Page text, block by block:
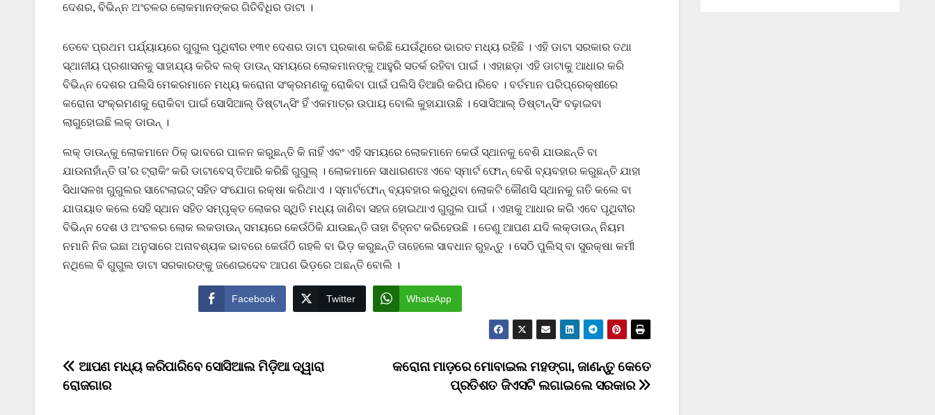
ଦେଶର, ବିଭିନ୍ନ ଅଂଚଳର ଲୋକମାନଙ୍କର ଗିତିବିଧିର ଡାଟା ।
ତେବେ ପ୍ରଥମ ପର୍ଯ୍ୟାୟରେ ଗୁଗୁଲ ପୃଥିବୀର ୧୩୧ ଦେଶର ଡାଟା ପ୍ରକାଶ କରିଛି ଯେଉଁଥିରେ ଭାରତ ମଧ୍ୟ ରହିଛି । ଏହି ଡାଟା ସରକାର ତଥା
ସ୍ଥାନୀୟ ପ୍ରଶାସନକୁ ସାହାଯ୍ୟ କରିବ ଲକ୍‌ ଡାଉନ୍ ସମୟରେ ଲୋକମାନଙ୍କୁ ଆହୁରି ସତର୍କ ରହିବା ପାଇଁ । ଏହାଛଡ଼ା ଏହି ଡାଟାକୁ ଆଧାର କରି
ବିଭିନ୍ନ ଦେଶର ପଲିସି ମେକରମାନେ ମଧ୍ୟ କରୋନା ସଂକ୍ରମଣକୁ ରୋକିବା ପାଇଁ ପଲିସି ତିଆରି କରିପ।ରିବେ । ବର୍ତମାନ ପରିପ୍ରେକ୍ଷୀରେ
କରୋନା ସଂକ୍ରମଣକୁ ରୋକିବା ପାଇଁ ସୋସିଆଲ୍ ଡିଷ୍ଟାନ୍‌ସିଂ ହିଁ ଏକମାତ୍ର ଉପାୟ ବୋଲି କୁହାଯାଉଛି । ସୋସିଆଲ୍ ଡିଷ୍ଟାନ୍‌ସିଂ ବଢ଼ାଇବା
ଲାଗୁହୋଇଛି ଲକ୍ ଡାଉନ୍ ।
ଲକ୍ ଡାଉନ୍‌କୁ ଲୋକମାନେ ଠିକ୍ ଭାବରେ ପାଳନ କରୁଛନ୍ତି କି ନାହିଁ ଏବଂ ଏହି ସମୟରେ ଲୋକମାନେ କେଉଁ ସ୍ଥାନକୁ ବେଶି ଯାଉଛନ୍ତି ବା
ଯାଉନାହାଁନ୍ତି ତା’ର ଟ୍ରାକିଂ କରି ଡାଟାବେସ୍ ତିଆରି କରିଛି ଗୁଗୁଲ୍ । ଲୋକମାନେ ସାଧାରଣତଃ ଏବେ ସ୍ମାର୍ଟ ଫୋନ୍ ବେଶି ବ୍ୟବହାର କରୁଛନ୍ତି ଯାହା
ସିଧାସଳଖ ଗୁଗୁଲର ସାଟେଲାଇଟ୍ ସହିତ ସଂଯୋଗ ରକ୍ଷା କରିଥାଏ । ସ୍ମାର୍ଟଫୋନ୍ ବ୍ୟବହାର କରୁଥିବା ଲୋକଟି କୌଣସି ସ୍ଥାନକୁ ଗତି କଲେ ବା
ଯାତାୟାତ କଲେ ସେହି ସ୍ଥାନ ସହିତ ସମ୍ପୃକ୍ତ ଲୋକର ସ୍ଥିତି ମଧ୍ୟ ଜାଣିବା ସହଜ ହୋଇଥାଏ ଗୁଗୁଲ ପାଇଁ । ଏହାକୁ ଆଧାର କରି ଏବେ ପୃଥିବୀର
ବିଭିନ୍ନ ଦେଶ ଓ ଅଂଚଳର ଲୋକ ଲକଡାଉନ୍ ସମୟରେ କେଉଁଠିକି ଯାଉଛନ୍ତି ତାହା ଚିହ୍ନଟ କରିହେଉଛି । ତେଣୁ ଆପଣ ଯଦି ଲକ୍‌ଡାଉନ୍‌ ନିୟମ
ନମାନି ନିଜ ଇଛା ଅନୁସାରେ ଅନାବଶ୍ୟକ ଭାବରେ କେଉଁଠି ଗହଳି ବା ଭିଡ଼ କରୁଛନ୍ତି ତାହେଲେ ସାବଧାନ ରୁହନ୍ତୁ । ସେଠି ପୁଲିସ୍ ବା ସୁରକ୍ଷା କର୍ମୀ
ନଥିଲେ ବି ଗୁଗୁଲ ଡାଟା ସରକାରଙ୍କୁ ଜଣେଇଦେବ ଆପଣ ଭିଡ଼ରେ ଅଛନ୍ତି ବୋଲି ।
Facebook Twitter WhatsApp
Post
navigation
କରୋନା ମାଡ଼ରେ ମୋବାଇଲ ମହଙ୍ଗା, ଜାଣନ୍ତୁ କେତେ
ପ୍ରତିଶତ ଜିଏସଟି ଲଗାଇଲେ ସରକାର
ଆପଣ ମଧ୍ୟ କରିପାରିବେ ସୋସିଆଲ ମିଡ଼ିଆ ଦ୍ୱାରା
ରୋଜଗାର